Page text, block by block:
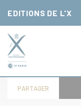
EDITIONS DE L'X
PARTAGER